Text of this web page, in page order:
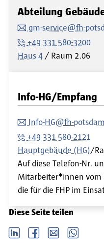
Abteilung
gm-service@fh-
+49 331 580-3200
Haus 4
Raum 2.06
Info-HG/Empfang
Info-HG@fh-
+49 331 580-2121
Hauptgebäude (HG)/
Auf diese Telefon-Nr.
Mitarbeiter*innen vom
die für die FHP im
Diese Seite teilen
LinkedIn Facebook email Whatsapp